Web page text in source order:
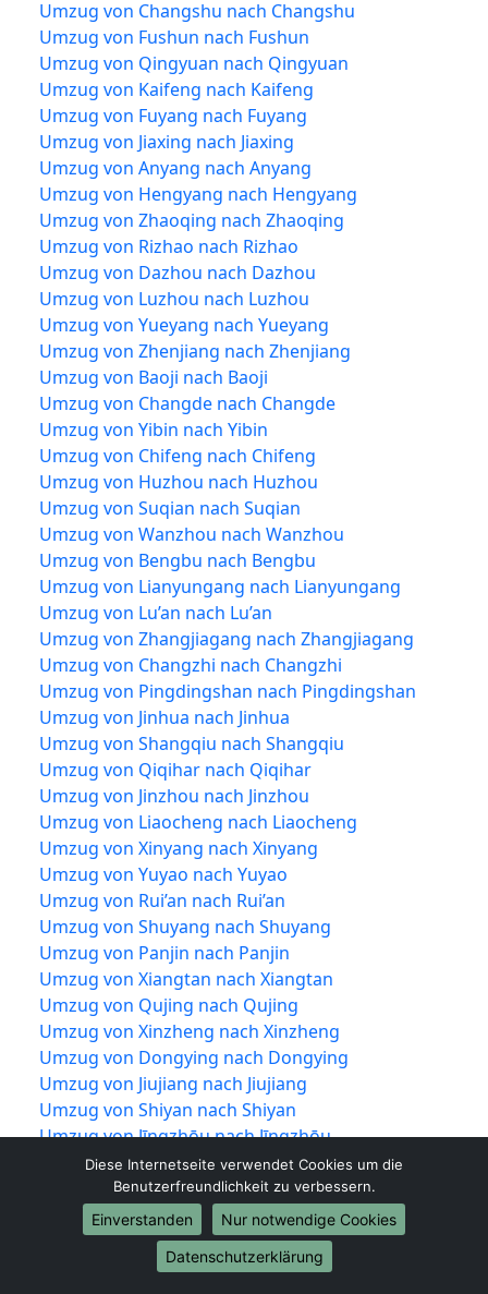
Umzug von Changshu nach Changshu
Umzug von Fushun nach Fushun
Umzug von Qingyuan nach Qingyuan
Umzug von Kaifeng nach Kaifeng
Umzug von Fuyang nach Fuyang
Umzug von Jiaxing nach Jiaxing
Umzug von Anyang nach Anyang
Umzug von Hengyang nach Hengyang
Umzug von Zhaoqing nach Zhaoqing
Umzug von Rizhao nach Rizhao
Umzug von Dazhou nach Dazhou
Umzug von Luzhou nach Luzhou
Umzug von Yueyang nach Yueyang
Umzug von Zhenjiang nach Zhenjiang
Umzug von Baoji nach Baoji
Umzug von Changde nach Changde
Umzug von Yibin nach Yibin
Umzug von Chifeng nach Chifeng
Umzug von Huzhou nach Huzhou
Umzug von Suqian nach Suqian
Umzug von Wanzhou nach Wanzhou
Umzug von Bengbu nach Bengbu
Umzug von Lianyungang nach Lianyungang
Umzug von Lu’an nach Lu’an
Umzug von Zhangjiagang nach Zhangjiagang
Umzug von Changzhi nach Changzhi
Umzug von Pingdingshan nach Pingdingshan
Umzug von Jinhua nach Jinhua
Umzug von Shangqiu nach Shangqiu
Umzug von Qiqihar nach Qiqihar
Umzug von Jinzhou nach Jinzhou
Umzug von Liaocheng nach Liaocheng
Umzug von Xinyang nach Xinyang
Umzug von Yuyao nach Yuyao
Umzug von Rui’an nach Rui’an
Umzug von Shuyang nach Shuyang
Umzug von Panjin nach Panjin
Umzug von Xiangtan nach Xiangtan
Umzug von Qujing nach Qujing
Umzug von Xinzheng nach Xinzheng
Umzug von Dongying nach Dongying
Umzug von Jiujiang nach Jiujiang
Umzug von Shiyan nach Shiyan
Umzug von Jīngzhōu nach Jīngzhōu
Umzug von Yueqing nach Yueqing
Umzug von Tengzhou nach Tengzhou
Umzug von Nan’an nach Nan’an
Umzug von Puning nach Puning
Umzug von Guigang nach Guigang
Diese Internetseite verwendet Cookies um die
Benutzerfreundlichkeit zu verbessern.
Einverstanden
Nur notwendige Cookies
Datenschutzerklärung